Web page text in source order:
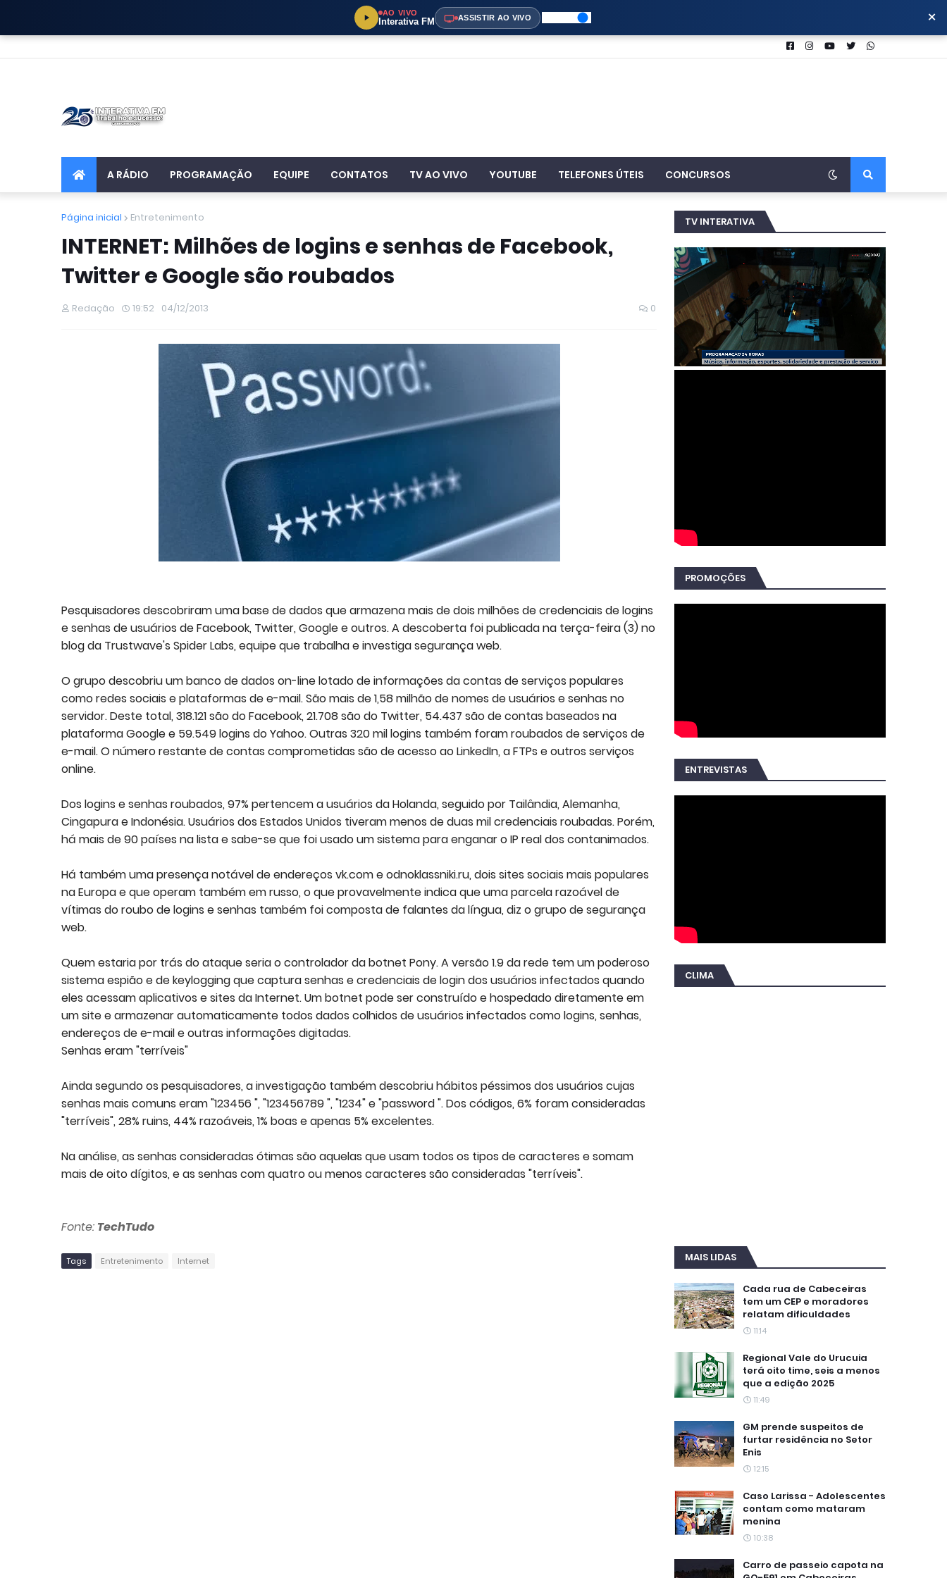
AO VIVO
Interativa FM ASSISTIR AO VIVO ×
A RÁDIO PROGRAMAÇÃO EQUIPE CONTATOS TV AO VIVO YOUTUBE TELEFONES ÚTEIS CONCURSOS
Página inicial Entretenimento
INTERNET: Milhões de logins e senhas de Facebook,
Twitter e Google são roubados
Redação 19:52 04/12/2013 0
Pesquisadores descobriram uma base de dados que armazena mais de dois milhões de credenciais de logins
e senhas de usuários de Facebook, Twitter, Google e outros. A descoberta foi publicada na terça-feira (3) no
blog da Trustwave's Spider Labs, equipe que trabalha e investiga segurança web.
O grupo descobriu um banco de dados on-line lotado de informações da contas de serviços populares
como redes sociais e plataformas de e-mail. São mais de 1,58 milhão de nomes de usuários e senhas no
servidor. Deste total, 318.121 são do Facebook, 21.708 são do Twitter, 54.437 são de contas baseados na
plataforma Google e 59.549 logins do Yahoo. Outras 320 mil logins também foram roubados de serviços de
e-mail. O número restante de contas comprometidas são de acesso ao LinkedIn, a FTPs e outros serviços
online.
Dos logins e senhas roubados, 97% pertencem a usuários da Holanda, seguido por Tailândia, Alemanha,
Cingapura e Indonésia. Usuários dos Estados Unidos tiveram menos de duas mil credenciais roubadas. Porém,
há mais de 90 países na lista e sabe-se que foi usado um sistema para enganar o IP real dos contanimados.
Há também uma presença notável de endereços vk.com e odnoklassniki.ru, dois sites sociais mais populares
na Europa e que operam também em russo, o que provavelmente indica que uma parcela razoável de
vítimas do roubo de logins e senhas também foi composta de falantes da língua, diz o grupo de segurança
web.
Quem estaria por trás do ataque seria o controlador da botnet Pony. A versão 1.9 da rede tem um poderoso
sistema espião e de keylogging que captura senhas e credenciais de login dos usuários infectados quando
eles acessam aplicativos e sites da Internet. Um botnet pode ser construído e hospedado diretamente em
um site e armazenar automaticamente todos dados colhidos de usuários infectados como logins, senhas,
endereços de e-mail e outras informações digitadas.
Senhas eram "terríveis"
Ainda segundo os pesquisadores, a investigação também descobriu hábitos péssimos dos usuários cujas
senhas mais comuns eram "123456 ", "123456789 ", "1234" e "password ". Dos códigos, 6% foram consideradas
"terríveis", 28% ruins, 44% razoáveis, 1% boas e apenas 5% excelentes.
Na análise, as senhas consideradas ótimas são aquelas que usam todos os tipos de caracteres e somam
mais de oito dígitos, e as senhas com quatro ou menos caracteres são consideradas "terríveis".
Fonte: TechTudo
Tags Entretenimento Internet
TV INTERATIVA
PROMOÇÕES
ENTREVISTAS
CLIMA
MAIS LIDAS
Cada rua de Cabeceiras
tem um CEP e moradores
relatam dificuldades
11:14
Regional Vale do Urucuia
terá oito time, seis a menos
que a edição 2025
11:49
GM prende suspeitos de
furtar residência no Setor
Enis
12:15
Caso Larissa - Adolescentes
contam como mataram
menina
10:38
Carro de passeio capota na